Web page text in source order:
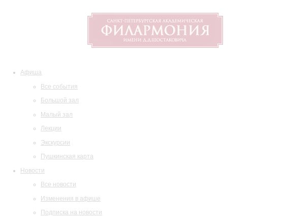
Афиша
Все события
Большой зал
Малый зал
Лекции
Экскурсии
Пушкинская карта
Новости
Все новости
Изменения в афише
Подписка на новости